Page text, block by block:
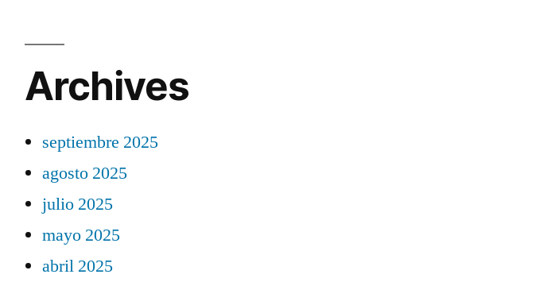
Archives
septiembre 2025
agosto 2025
julio 2025
mayo 2025
abril 2025